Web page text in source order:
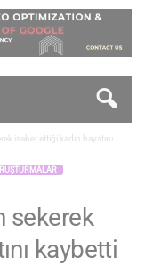
isabet ettiği kadın hayatını
sekerek
kaybetti